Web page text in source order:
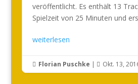
veröffentlicht. Es enthält 13
Spielzeit von 25 Minuten und
weiterlesen
 Florian Puschke |  Okt. 13,